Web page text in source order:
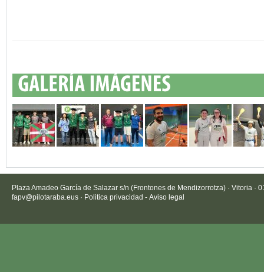
Plaza Amadeo García de Salazar s/n (Frontones de Mendizorrotza) · Vitoria ·
fapv@pilotaraba.eus · Politica privacidad - Aviso legal